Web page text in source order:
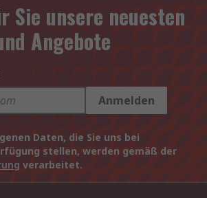
Sie unsere neuesten
Angebote
Anmelden
Daten, die Sie uns bei
stellen, werden gemäß der
verarbeitet.